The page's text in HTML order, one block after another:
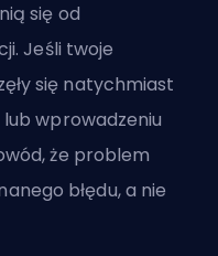
się od
Jeśli twoje
się natychmiast
wprowadzeniu
że problem
błędu, a nie